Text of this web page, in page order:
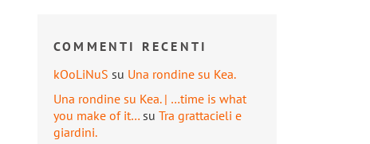
COMMENTI RECENTI
kOoLiNuS su Una rondine su Kea.
Una rondine su Kea. | …time is what
you make of it… su Tra grattacieli e
giardini.